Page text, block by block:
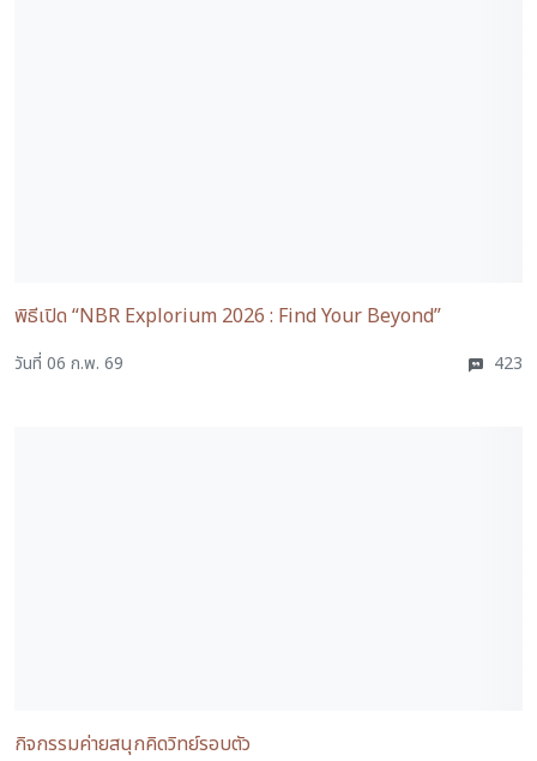
พิธีเปิด “NBR Explorium 2026 : Find Your Beyond”
วันที่ 06 ก.พ. 69 423
กิจกรรมค่ายสนุกคิดวิทย์รอบตัว